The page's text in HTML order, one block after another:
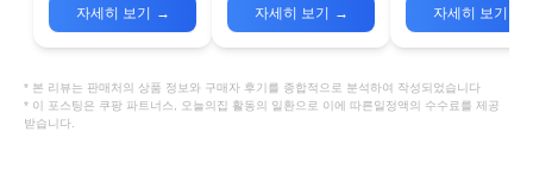
자세히 보기 → 자세히 보기 → 자세히 보기
* 본 리뷰는 판매처의 상품 정보와 구매자 후기를 종합적으로 분석하여 작성되었습니다
* 이 포스팅은 쿠팡 파트너스, 오늘의집 활동의 일환으로 이에 따른일정액의 수수료를 제공
받습니다.